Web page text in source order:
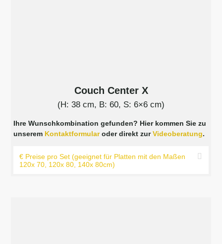
Couch Center X
(H: 38 cm, B: 60, S: 6×6 cm)
Ihre Wunschkombination gefunden? Hier kommen Sie zu
unserem Kontaktformularoder direkt zurVideoberatung.
€ Preise pro Set (geeignet für Platten mit den Maßen
120x 70, 120x 80, 140x 80cm)